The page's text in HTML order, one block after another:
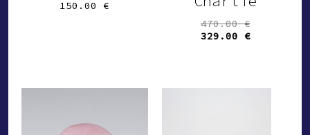
150.00 €
470.00€Le
prix
329.00 €Le
329.00 €.